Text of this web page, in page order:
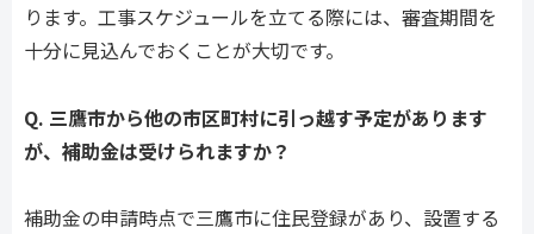
ります。工事スケジュールを立てる際には、審査期間を
十分に見込んでおくことが大切です。
Q. 三鷹市から他の市区町村に引っ越す予定があります
が、補助金は受けられますか？
補助金の申請時点で三鷹市に住民登録があり、設置する